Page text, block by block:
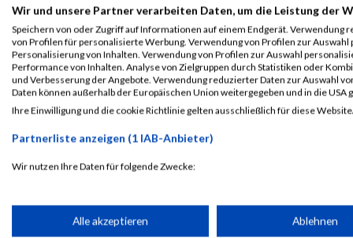
10981
Sabine Böhm Rb
11116
Patrick Weimann Rb
11045
Thomas König Rb
11027
Roman Heidenreich Rb
11120
Michael Winter Rb
11077
Stefan
10966
Erdogan
11049
Peter Kuschkowitz Rb
Robert
Wir und unsere Partner verarbeiten Daten, um die Leistung der
Speichern von oder Zugriff auf Informationen auf einem Endgerät.
von Profilen für personalisierte Werbung. Verwendung von Profilen zur
Personalisierung von Inhalten. Verwendung von Profilen zur Auswahl
Performance von Inhalten. Analyse von Zielgruppen durch Statistiken oder
und Verbesserung der Angebote. Verwendung reduzierter Daten zur Auswahl
Daten können außerhalb der Europäischen Union weitergegeben und in die USA
Ihre Einwilligung und die cookie Richtlinie gelten ausschließlich für diese
Partnerliste anzeigen (1 IAB-Anbieter)
Wir nutzen Ihre Daten für folgende Zwecke:
Speichern von oder Zugriff auf Informationen auf einem
Alle akzeptieren Ablehnen